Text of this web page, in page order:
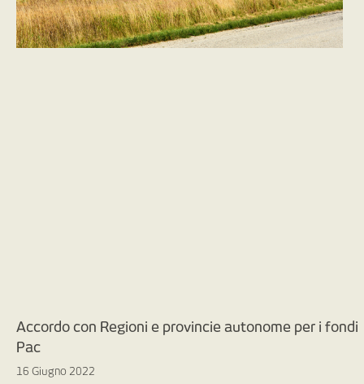
Accordo con Regioni e provincie autonome per i fondi
Pac
16 Giugno 2022